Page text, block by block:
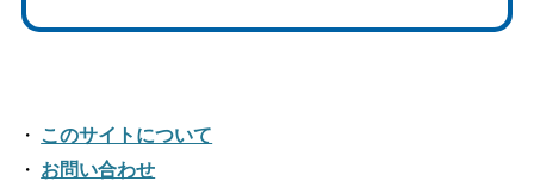
このサイトについて
お問い合わせ